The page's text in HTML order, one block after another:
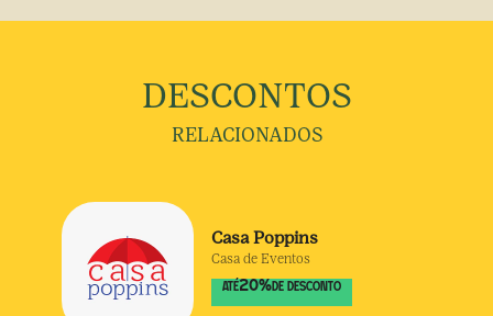
DESCONTOS
RELACIONADOS
Casa Poppins
Casa de Eventos
ATÉ20% DE DESCONTO